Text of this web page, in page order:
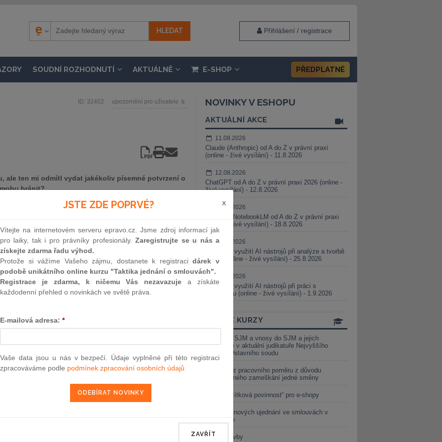
Přihlášení / registrace
SOUDNÍ ROZHODNUTÍ AKTUÁLNĚ E-SHOP PŘEDPLATNÉ
ID: 32402 upozornění pro uživatele
ale ten mi odmítl vydat jakékoliv písemné potvrzení o
bránit?
žádost písemné potvrzení (kvitanci) o tom, že dluh byl
plnění odepřít, nevydá-li mu věřitel zároveň
dlužníka, aby na něm nemohlo být požadováno znovu
listinou, kterou může doložit, že svůj dluh splatil.
kvitance. Obsahem kvitance by tak mělo být prohlášení
byla dlužníkem splacena, a to s uvedením dne
chybět podpis věřitele.
právo | www.epravo.cz
NOVINKY V ESHOPU
AKTUÁLNÍ AKCE
11.08.2026
Claude (Anthropic) od A do Z v právní praxi
(online - živé vysílání) - 11.8.2026
12.08.2026
ChatGPT od A do Z v právní praxi 2026 (online -
živé vysílání) - 12.8.2026
18.08.2026
Gemini a NotebookLM od A do Z v právní praxi
(online - živé vysílání) - 18.8.2026
25.08.2026
Praktické využití AI nástrojů při analýze a tvorbě
smluv (online - živé vysílání) - 25.8.2026
01.09.2026
Praktické využití AI nástrojů při práci s
judikaturou (online - živé vysílání) - 1.9.2026
ONLINE KURZY
Vnosy ze SJM a vnosy do SJM a jejich
valorizace v aktuální judikatuře Nejvyššího
soudu a Ústavního soudu
Výpověď z pracovního poměru z důvodu
neomluveného zameškání jedné směny
Nová „tlačítková povinnost“ pro e-shopy
Změna cenových ujednání ve smlouvách v
energetice
Černé stavby
JSTE ZDE POPRVÉ? x
Vítejte na internetovém serveru epravo.cz. Jsme zdroj informací jak
pro laiky, tak i pro právníky profesionály.Zaregistrujte se u nás a
získejte zdarma řadu výhod.
Protože si vážíme Vašeho zájmu, dostanete k registracidárek v
podobě unikátního online kurzu "Taktika jednání o smlouvách".
Registrace je zdarma, k ničemu Vás nezavazuje a získáte
každodenní přehled o novinkách ve světě práva.
E-mailová adresa: *
Vaše data jsou u nás v bezpečí. Údaje vyplněné při této registraci
zpracováváme podle podmínek zpracování osobních údajů
ZAVŘÍT